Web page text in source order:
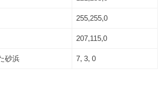
255,255,0
207,115,0
砂浜 7, 3, 0